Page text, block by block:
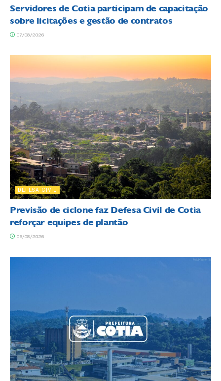
Servidores de Cotia participam de capacitação
sobre licitações e gestão de contratos
07/08/2026
DEFESA CIVIL
Previsão de ciclone faz Defesa Civil de Cotia
reforçar equipes de plantão
06/08/2026